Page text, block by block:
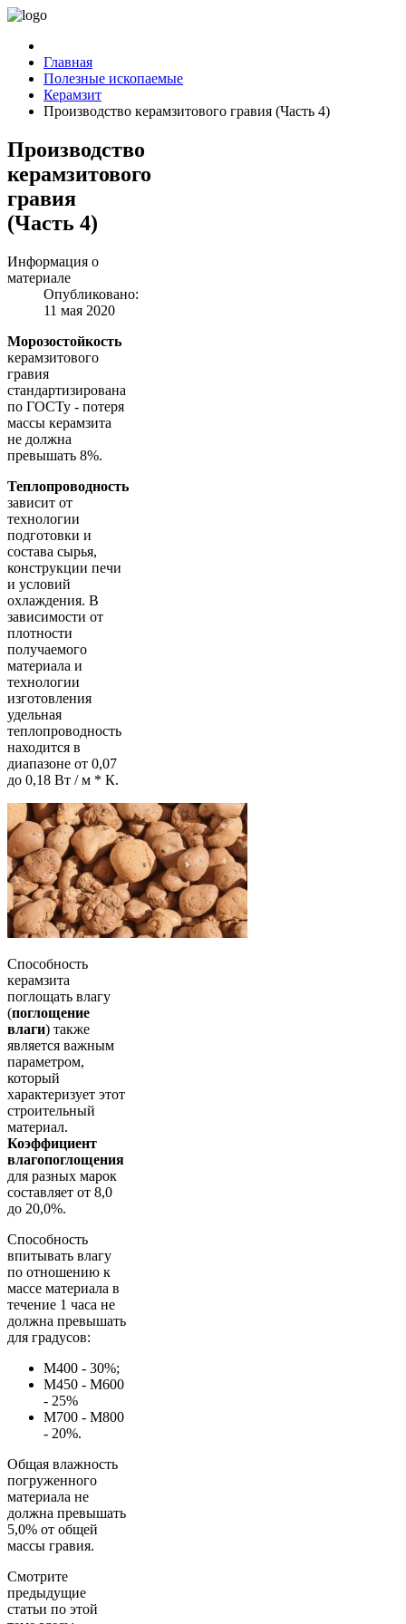
Главная
Полезные ископаемые
Керамзит
Производство керамзитового гравия (Часть 4)
Производство
керамзитового
гравия
(Часть 4)
Информация о
материале
Опубликовано:
11 мая 2020
Морозостойкость
керамзитового
гравия
стандартизирована
по ГОСТу - потеря
массы керамзита
не должна
превышать 8%.
Теплопроводность
зависит от
технологии
подготовки и
состава сырья,
конструкции печи
и условий
охлаждения. В
зависимости от
плотности
получаемого
материала и
технологии
изготовления
удельная
теплопроводность
находится в
диапазоне от 0,07
до 0,18 Вт / м * К.
Способность
керамзита
поглощать влагу
(поглощение
влаги) также
является важным
параметром,
который
характеризует этот
строительный
материал.
Коэффициент
влагопоглощения
для разных марок
составляет от 8,0
до 20,0%.
Способность
впитывать влагу
по отношению к
массе материала в
течение 1 часа не
должна превышать
для градусов:
M400 - 30%;
М450 - М600
- 25%
М700 - М800
- 20%.
Общая влажность
погруженного
материала не
должна превышать
5,0% от общей
массы гравия.
Смотрите
предыдущие
статьи по этой